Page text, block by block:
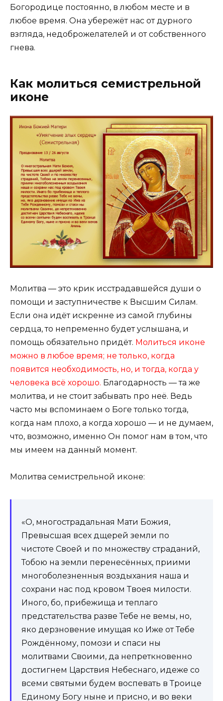
Богородице постоянно, в любом месте и в
любое время. Она убережёт нас от дурного
взгляда, недоброжелателей и от собственного
гнева.
Как молиться семистрельной
иконе
Молитва — это крик исстрадавшейся души о
помощи и заступничестве к Высшим Силам.
Если она идёт искренне из самой глубины
сердца, то непременно будет услышана, и
помощь обязательно придёт. Молиться иконе
можно в любое время; не только, когда
появится необходимость, но, и тогда, когда у
человека всё хорошо. Благодарность — та же
молитва, и не стоит забывать про неё. Ведь
часто мы вспоминаем о Боге только тогда,
когда нам плохо, а когда хорошо — и не думаем,
что, возможно, именно Он помог нам в том, что
мы имеем на данный момент.
Молитва семистрельной иконе:
«О, многострадальная Мати Божия,
Превысшая всех дщерей земли по
чистоте Своей и по множеству страданий,
Тобою на земли перенесённых, приими
многоболезненныя воздыхания наша и
сохрани нас под кровом Твоея милости.
Иного, бо, прибежища и теплаго
предстательства разве Тебе не вемы, но,
яко дерзновение имущая ко Иже от Тебе
Рождённому, помози и спаси ны
молитвами Своими, да непреткновенно
достигнем Царствия Небеснаго, идеже со
всеми святыми будем воспевать в Троице
Единому Богу ныне и присно, и во веки